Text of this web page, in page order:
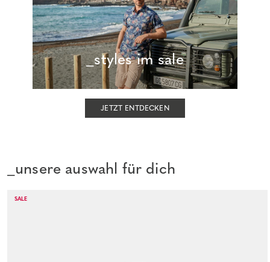
_styles im sale
JETZT ENTDECKEN
_unsere auswahl für dich
SALE